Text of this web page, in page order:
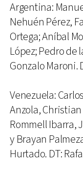
Argentina:
Nehuén Pérez,
Ortega; Aníbal
López; Pedro de
Gonzalo Maroni.
Venezuela:
Anzola,
Rommell Ibarra,
y Brayan
Hurtado. DT: